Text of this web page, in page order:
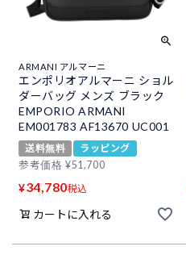
ARMANI アルマーニ
エンポリオアルマーニ ショル
ダーバッグ メンズ ブラック
EMPORIO ARMANI
EM001783 AF13670 UC001
送料無料
ラッピング
参考価格 ¥51,700
¥34,780税込
カートに入れる